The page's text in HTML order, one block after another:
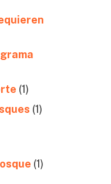
(1)
(1)
(1)